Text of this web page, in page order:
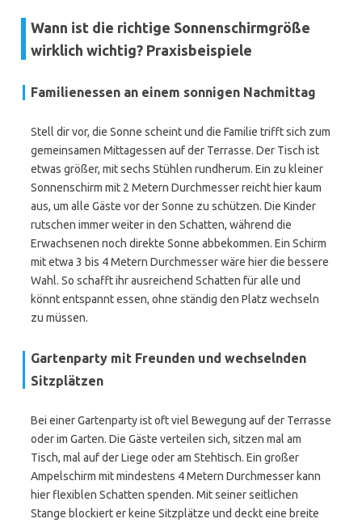
Wann ist die richtige Sonnenschirmgröße
wirklich wichtig? Praxisbeispiele
Familienessen an einem sonnigen Nachmittag
Stell dir vor, die Sonne scheint und die Familie trifft sich zum
gemeinsamen Mittagessen auf der Terrasse. Der Tisch ist
etwas größer, mit sechs Stühlen rundherum. Ein zu kleiner
Sonnenschirm mit 2 Metern Durchmesser reicht hier kaum
aus, um alle Gäste vor der Sonne zu schützen. Die Kinder
rutschen immer weiter in den Schatten, während die
Erwachsenen noch direkte Sonne abbekommen. Ein Schirm
mit etwa 3 bis 4 Metern Durchmesser wäre hier die bessere
Wahl. So schafft ihr ausreichend Schatten für alle und
könnt entspannt essen, ohne ständig den Platz wechseln
zu müssen.
Gartenparty mit Freunden und wechselnden
Sitzplätzen
Bei einer Gartenparty ist oft viel Bewegung auf der Terrasse
oder im Garten. Die Gäste verteilen sich, sitzen mal am
Tisch, mal auf der Liege oder am Stehtisch. Ein großer
Ampelschirm mit mindestens 4 Metern Durchmesser kann
hier flexiblen Schatten spenden. Mit seiner seitlichen
Stange blockiert er keine Sitzplätze und deckt eine breite